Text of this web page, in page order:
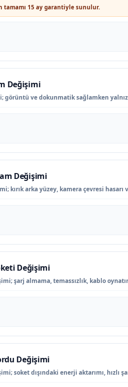
15 ay garantiyle sunulur.
Değişimi
görüntü ve dokunmatik sağlamken
Değişimi
kırık arka yüzey, kamera çevresi
Değişimi
şarj almama, temassızlık, kablo
Değişimi
soket dışındaki enerji aktarımı,